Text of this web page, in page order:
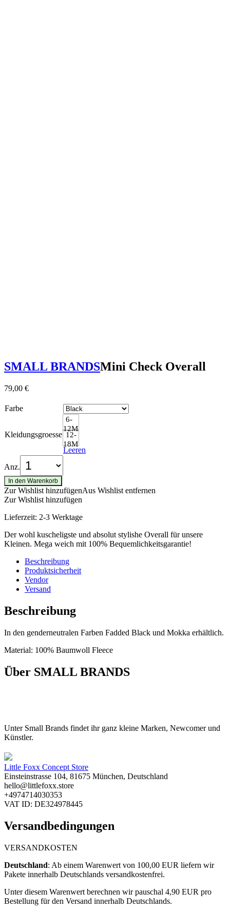
SMALL BRANDSMini Check Overall
79,00 €
Farbe
Kleidungsgroesse
6-
12M
12-
18M
Leeren
Anz.
In den Warenkorb
Zur Wishlist hinzufügenAus Wishlist entfernen
Zur Wishlist hinzufügen
Lieferzeit: 2-3 Werktage
Der wohl kuscheligste und absolut stylishe Overall für unsere
Kleinen. Mega weich mit 100% Bequemlichkeitsgarantie!
Beschreibung
Produktsicherheit
Vendor
Versand
Beschreibung
In den genderneutralen Farben Fadded Black und Mokka erhältlich.
Material: 100% Baumwoll Fleece
Über SMALL BRANDS
Unter Small Brands findet ihr ganz kleine Marken, Newcomer und
Künstler.
Little Foxx Concept Store
Einsteinstrasse 104, 81675 München, Deutschland
hello@littlefoxx.store
+4974714030353
VAT ID: DE324978445
Versandbedingungen
VERSANDKOSTEN
Deutschland: ​ Ab einem Warenwert von 100,00 EUR liefern wir
Pakete innerhalb Deutschlands versandkostenfrei.
Unter diesem Warenwert berechnen wir pauschal 4,90 EUR pro
Bestellung für den Versand innerhalb Deutschlands.